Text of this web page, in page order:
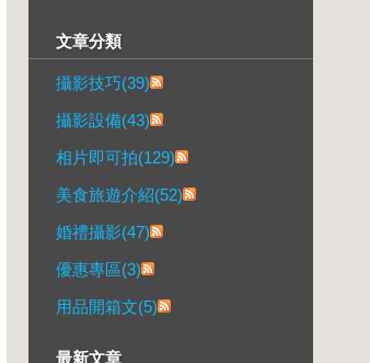
文章分類
攝影技巧(39)
攝影設備(43)
相片即可拍(129)
美食旅遊介紹(52)
婚禮攝影(47)
優惠專區(3)
用品開箱文(5)
最新文章